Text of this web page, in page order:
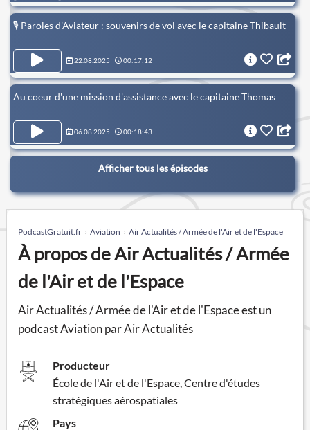
🎙️ Paroles d’Aviateur : souvenirs de vol avec le capitaine Thibault
22.08.2025 00:17:12
Au coeur d'une mission d'assistance avec le capitaine Thomas
06.08.2025 00:18:43
Afficher tous les épisodes
PodcastGratuit.fr Aviation Air Actualités / Armée de l'Air et de l'Espace
À propos de Air Actualités / Armée
de l'Air et de l'Espace
Air Actualités / Armée de l'Air et de l'Espace est un
podcast Aviation par Air Actualités
Producteur
École de l'Air et de l'Espace, Centre d'études
stratégiques aérospatiales
Pays